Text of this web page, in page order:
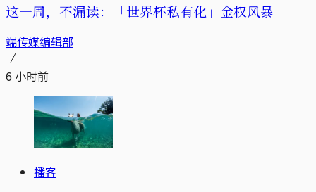
这一周，不漏读：「世界杯私有化」金权风暴
端传媒编辑部
6 小时前
播客